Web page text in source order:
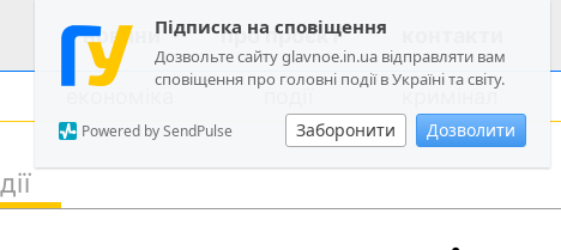
Підписка на сповіщення
Дозвольте сайту glavnoe.in.ua відправляти вам
сповіщення про головні події в Україні та світу.
Заборонити Дозволити
Powered by SendPulse
новини про проєкт
кримінал
політика